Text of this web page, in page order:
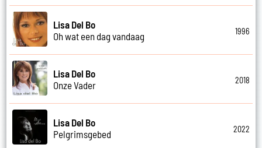
Lisa Del Bo
Oh wat een dag vandaag
1996
Lisa Del Bo
Onze Vader
2018
Lisa Del Bo
Pelgrimsgebed
2022